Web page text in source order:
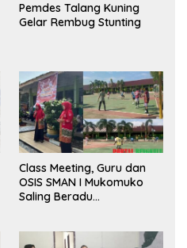
Pemdes Talang Kuning
Gelar Rembug Stunting
Class Meeting, Guru dan
OSIS SMAN I Mukomuko
Saling Beradu